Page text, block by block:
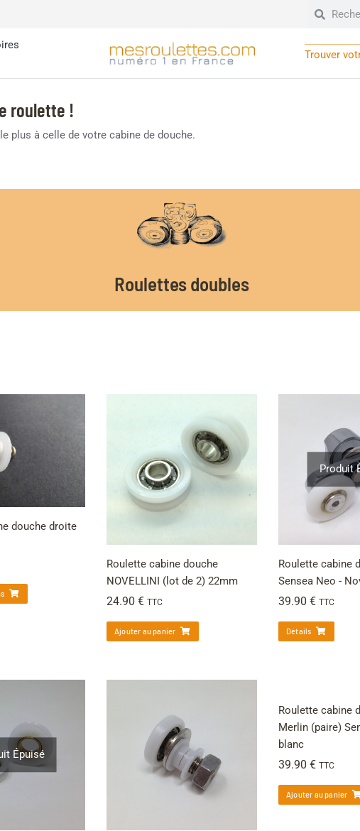
Trouver
roulette !
plus à celle de votre cabine de douche.
Roulettes doubles
douche droite
Roulette cabine douche
NOVELLINI (lot de 2) 22mm
24.90 € TTC
Ajouter au panier
Produit
Roulette cabine
Sensea Neo -
39.90 € TTC
Détails
Épuisé
Roulette cabine
Merlin (paire)
blanc
39.90 € TTC
Ajouter au panier